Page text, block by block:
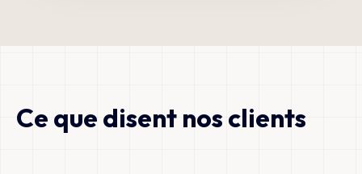
Ce que disent nos clients